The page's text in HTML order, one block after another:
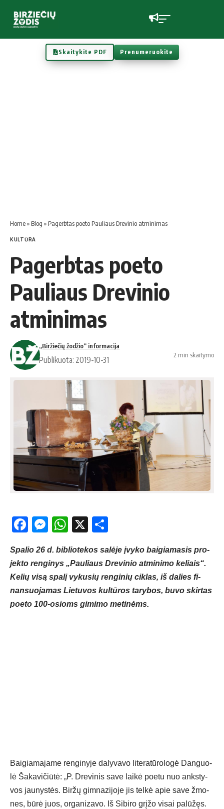
Skaitykite PDF Prenumeruokite
Home» Blog » Pagerbtas poeto Pauliaus Drevinio atminimas
KULTŪRA
Pagerbtas poeto
Pauliaus Drevinio
atminimas
„Biržiečių žodžio“ informacija
Publikuota: 2019-10-31
2 min skaitymo
Facebook
Messenger
WhatsApp
X
Spa­lio 26 d. bib­lio­te­kos sa­lė­je įvy­ko bai­gia­ma­sis pro­
jek­to ren­gi­nys „Pau­liaus Dre­vi­nio at­mi­ni­mo ke­liais“.
Ke­lių vi­są spa­lį vy­ku­sių ren­gi­nių cik­las, iš da­lies fi­
nan­suo­ja­mas Lie­tu­vos kul­tū­ros ta­ry­bos, bu­vo skir­tas
poe­to 100-osioms gi­mi­mo me­ti­nėms.
Bai­gia­ma­ja­me ren­gi­ny­je da­ly­va­vo li­te­ra­tū­ro­lo­gė Dan­guo­
lė Ša­ka­vi­čiū­tė: „P. Dre­vi­nis sa­ve lai­kė poe­tu nuo anks­ty­
vos jau­nys­tės. Bir­žų gim­na­zi­jo­je jis tel­kė apie sa­ve žmo­
nes, bū­rė juos, or­ga­ni­za­vo. Iš Si­bi­ro grį­žo vi­sai pa­lū­žęs.